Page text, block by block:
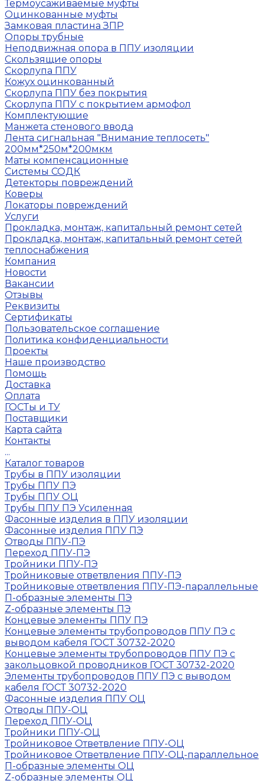
Термоусаживаемые муфты
Оцинкованные муфты
Замковая пластина ЗПР
Опоры трубные
Неподвижная опора в ППУ изоляции
Скользящие опоры
Скорлупа ППУ
Кожух оцинкованный
Скорлупа ППУ без покрытия
Скорлупа ППУ с покрытием армофол
Комплектующие
Манжета стенового ввода
Лента сигнальная "Внимание теплосеть"
200мм*250м*200мкм
Маты компенсационные
Системы СОДК
Детекторы повреждений
Коверы
Локаторы повреждений
Услуги
Прокладка, монтаж, капитальный ремонт сетей
Прокладка, монтаж, капитальный ремонт сетей
теплоснабжения
Компания
Новости
Вакансии
Отзывы
Реквизиты
Сертификаты
Пользовательское соглашение
Политика конфиденциальности
Проекты
Наше производство
Помощь
Доставка
Оплата
ГОСТы и ТУ
Поставщики
Карта сайта
Контакты
...
Каталог товаров
Трубы в ППУ изоляции
Трубы ППУ ПЭ
Трубы ППУ ОЦ
Трубы ППУ ПЭ Усиленная
Фасонные изделия в ППУ изоляции
Фасонные изделия ППУ ПЭ
Отводы ППУ-ПЭ
Переход ППУ-ПЭ
Тройники ППУ-ПЭ
Тройниковые ответвления ППУ-ПЭ
Тройниковые ответвления ППУ-ПЭ-параллельные
П-образные элементы ПЭ
Z-образные элементы ПЭ
Концевые элементы ППУ ПЭ
Концевые элементы трубопроводов ППУ ПЭ с
выводом кабеля ГОСТ 30732-2020
Концевые элементы трубопроводов ППУ ПЭ с
закольцовкой проводников ГОСТ 30732-2020
Элементы трубопроводов ППУ ПЭ с выводом
кабеля ГОСТ 30732-2020
Фасонные изделия ППУ ОЦ
Отводы ППУ-ОЦ
Переход ППУ-ОЦ
Тройники ППУ-ОЦ
Тройниковое Ответвление ППУ-ОЦ
Тройниковое Ответвление ППУ-ОЦ-параллельное
П-образные элементы ОЦ
Z-образные элементы ОЦ